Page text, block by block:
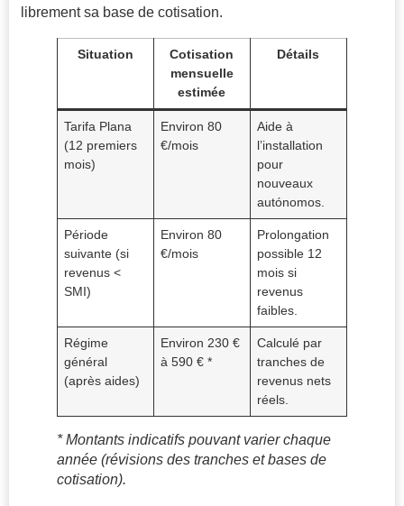
librement sa base de cotisation.
Situation
Cotisation
mensuelle
estimée
Détails
Tarifa Plana
(12 premiers
mois)
Environ 80
€/mois
Aide à
l’installation
pour
nouveaux
autónomos.
Période
suivante (si
revenus <
SMI)
Environ 80
€/mois
Prolongation
possible 12
mois si
revenus
faibles.
Régime
général
(après aides)
Environ 230 €
à 590 € *
Calculé par
tranches de
revenus nets
réels.
* Montants indicatifs pouvant varier chaque
année (révisions des tranches et bases de
cotisation).